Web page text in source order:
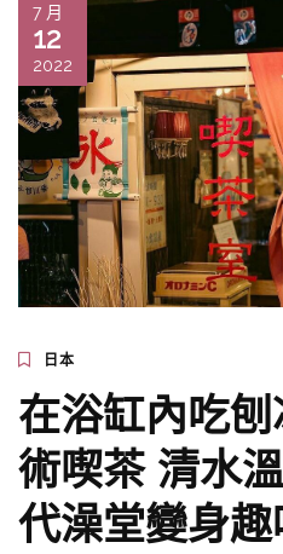
7 月
12
2022
日本
在浴缸內吃刨
術喫茶 清水
代澡堂變身